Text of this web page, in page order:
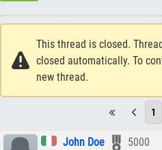
This thread is closed.
closed automatically. To
new thread.
1
John Doe
5000